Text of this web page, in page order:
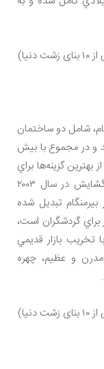
شامل دو ساختمان
و در مجموع با بيش
رستوران، يکي از بهترين گزينه‌ها براي
خريد در اين شهر است. اين ساختمان از زمان گشايش در سال ۲۰۰۳
تبديل شده
گردشگران است،
بازار قديمي
بناي مدرن و عظيم، چهره